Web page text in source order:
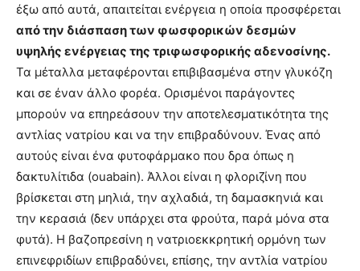
έξω από αυτά, απαιτείται ενέργεια η οποία προσφέρεται
από την διάσπαση των φωσφορικών δεσμών
υψηλής ενέργειας της τριφωσφορικής αδενοσίνης.
Τα μέταλλα μεταφέρονται επιβιβασμένα στην γλυκόζη
και σε έναν άλλο φορέα. Ορισμένοι παράγοντες
μπορούν να επηρεάσουν την αποτελεσματικότητα της
αντλίας νατρίου και να την επιβραδύνουν. Ένας από
αυτούς είναι ένα φυτοφάρμακο που δρα όπως η
δακτυλίτιδα (ouabain). Άλλοι είναι η φλοριζίνη που
βρίσκεται στη μηλιά, την αχλαδιά, τη δαμασκηνιά και
την κερασιά (δεν υπάρχει στα φρούτα, παρά μόνα στα
φυτά). Η βαζοπρεσίνη η νατριοεκκρητική ορμόνη των
επινεφριδίων επιβραδύνει, επίσης, την αντλία νατρίου